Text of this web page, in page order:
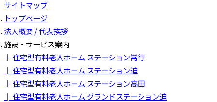
サイトマップ
トップページ
法人概要 / 代表挨拶
施設・サービス案内
├ 住宅型有料老人ホーム ステーション常行
├ 住宅型有料老人ホーム ステーション迫
├ 住宅型有料老人ホーム ステーション高田
├ 住宅型有料老人ホーム グランドステーション迫